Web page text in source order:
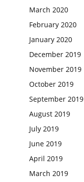
March 2020
February 2020
January 2020
December 2019
November 2019
October 2019
September 2019
August 2019
July 2019
June 2019
April 2019
March 2019